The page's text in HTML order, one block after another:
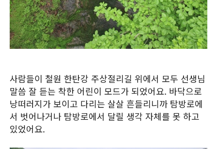
사람들이 철원 한탄강 주상절리길 위에서 모두 선생님
말씀 잘 듣는 착한 어린이 모드가 되었어요. 바닥으로
낭떠러지가 보이고 다리는 살살 흔들리니까 탐방로에
서 벗어나거나 탐방로에서 달릴 생각 자체를 못 하고
있었어요.